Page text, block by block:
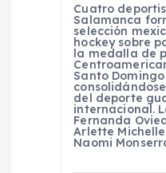
Cuatro
Salamanca
selección
hockey sobre
la medalla de
Santo Domingo
del deporte
internacional.
Fernanda
Arlette
Naomi